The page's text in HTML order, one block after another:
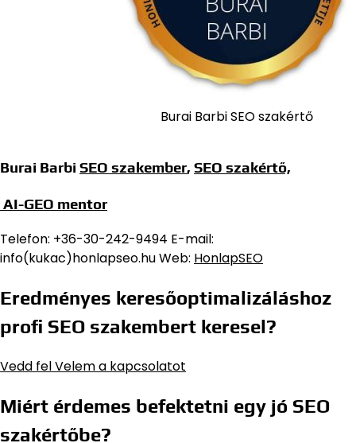
Burai Barbi SEO szakértő
Burai Barbi SEO szakember, SEO szakértő,
AI-GEO mentor
Telefon: +36-30-242-9494 E-mail:
info(kukac)honlapseo.hu Web: HonlapSEO
Eredményes keresőoptimalizáláshoz
profi SEO szakembert keresel?
Vedd fel Velem a kapcsolatot
Miért érdemes befektetni egy jó SEO
szakértőbe?